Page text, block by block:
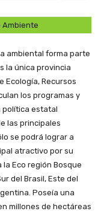
Ambiente
ambiental forma parte
la única provincia
Ecología, Recursos
los programas y
política estatal
las principales
se podrá lograr a
atractivo por su
Eco región Bosque
del Brasil, Este del
Poseía una
millones de hectáreas